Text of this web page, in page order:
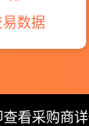
数据
查看采购商